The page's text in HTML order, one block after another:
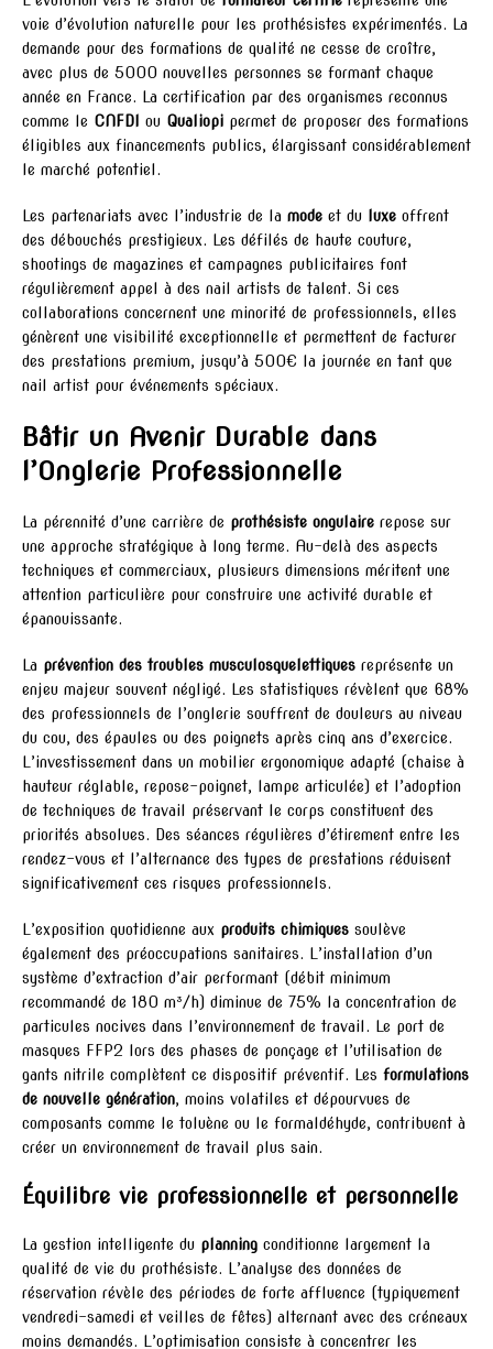
voie d’évolution naturelle pour les prothésistes expérimentés. La
demande pour des formations de qualité ne cesse de croître,
avec plus de 5000 nouvelles personnes se formant chaque
année en France. La certification par des organismes reconnus
comme le CNFDI ou Qualiopi permet de proposer des formations
éligibles aux financements publics, élargissant considérablement
le marché potentiel.
Les partenariats avec l’industrie de la mode et du luxe offrent
des débouchés prestigieux. Les défilés de haute couture,
shootings de magazines et campagnes publicitaires font
régulièrement appel à des nail artists de talent. Si ces
collaborations concernent une minorité de professionnels, elles
génèrent une visibilité exceptionnelle et permettent de facturer
des prestations premium, jusqu’à 500€ la journée en tant que
nail artist pour événements spéciaux.
Bâtir un Avenir Durable dans
l’Onglerie Professionnelle
La pérennité d’une carrière de prothésiste ongulaire repose sur
une approche stratégique à long terme. Au-delà des aspects
techniques et commerciaux, plusieurs dimensions méritent une
attention particulière pour construire une activité durable et
épanouissante.
La prévention des troubles musculosquelettiques représente un
enjeu majeur souvent négligé. Les statistiques révèlent que 68%
des professionnels de l’onglerie souffrent de douleurs au niveau
du cou, des épaules ou des poignets après cinq ans d’exercice.
L’investissement dans un mobilier ergonomique adapté (chaise à
hauteur réglable, repose-poignet, lampe articulée) et l’adoption
de techniques de travail préservant le corps constituent des
priorités absolues. Des séances régulières d’étirement entre les
rendez-vous et l’alternance des types de prestations réduisent
significativement ces risques professionnels.
L’exposition quotidienne aux produits chimiques soulève
également des préoccupations sanitaires. L’installation d’un
système d’extraction d’air performant (débit minimum
recommandé de 180 m³/h) diminue de 75% la concentration de
particules nocives dans l’environnement de travail. Le port de
masques FFP2 lors des phases de ponçage et l’utilisation de
gants nitrile complètent ce dispositif préventif. Les formulations
de nouvelle génération, moins volatiles et dépourvues de
composants comme le toluène ou le formaldéhyde, contribuent à
créer un environnement de travail plus sain.
Équilibre vie professionnelle et personnelle
La gestion intelligente du planning conditionne largement la
qualité de vie du prothésiste. L’analyse des données de
réservation révèle des périodes de forte affluence (typiquement
vendredi-samedi et veilles de fêtes) alternant avec des créneaux
moins demandés. L’optimisation consiste à concentrer les